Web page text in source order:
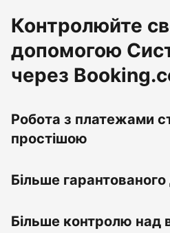
Контролюйте
допомогою
через
Робота з платежами
простішою
Більше
Більше контролю над